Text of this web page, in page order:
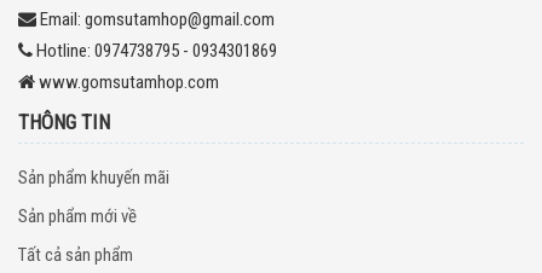
Email: gomsutamhop@gmail.com
Hotline: 0974738795 - 0934301869
www.gomsutamhop.com
THÔNG TIN
Sản phẩm khuyến mãi
Sản phẩm mới về
Tất cả sản phẩm